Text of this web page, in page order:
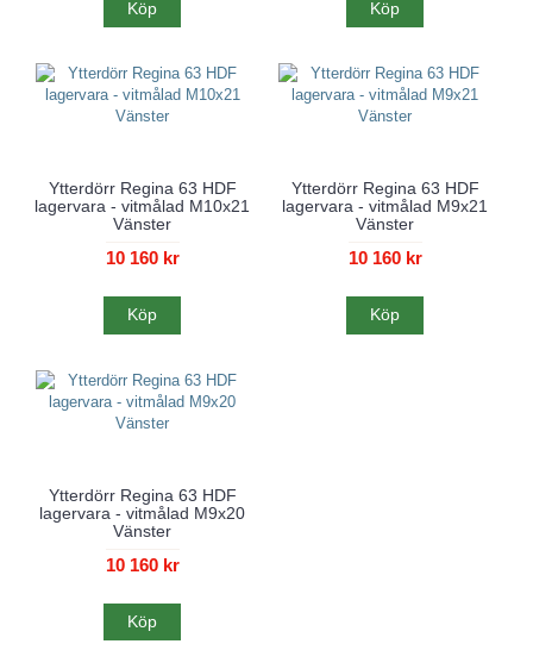
Köp Köp
Ytterdörr Regina 63 HDF
lagervara - vitmålad M10x21
Vänster
10 160 kr
Köp
Ytterdörr Regina 63 HDF
lagervara - vitmålad M9x21
Vänster
10 160 kr
Köp
Ytterdörr Regina 63 HDF
lagervara - vitmålad M9x20
Vänster
10 160 kr
Köp